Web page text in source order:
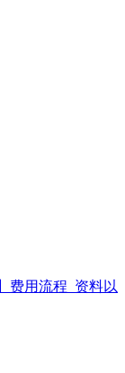
费用流程_资料以